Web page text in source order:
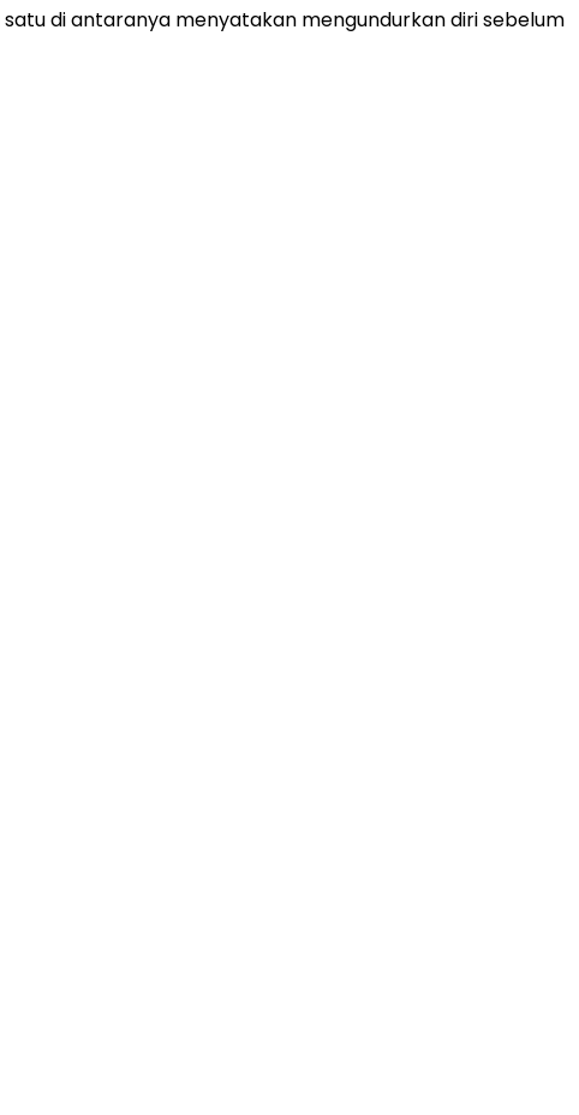
di antaranya menyatakan mengundurkan diri sebelum